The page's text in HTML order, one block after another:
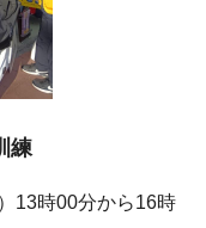
練
13時00分から16時